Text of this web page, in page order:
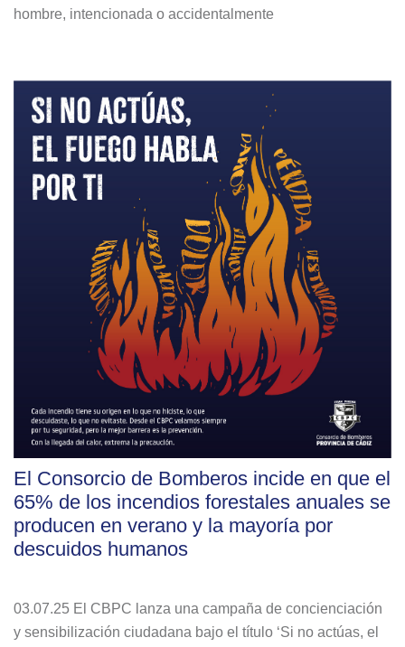
hombre, intencionada o accidentalmente
El Consorcio de Bomberos incide en que el
65% de los incendios forestales anuales se
producen en verano y la mayoría por
descuidos humanos
03.07.25 El CBPC lanza una campaña de concienciación
y sensibilización ciudadana bajo el título ‘Si no actúas, el